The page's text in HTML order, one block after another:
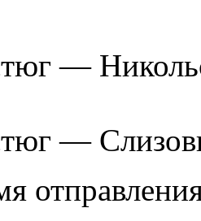
—
—